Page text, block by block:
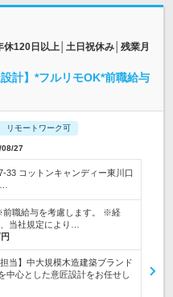
120日以上│土日祝休み│残業月
計】*フルリモOK*前職給与
リモートワーク可
08/27
33 コットンキャンディー東川口
職給与を考慮します。 ※経
当社規定により…
当】中大規模木造建築ブランド
中心とした意匠設計をお任せし